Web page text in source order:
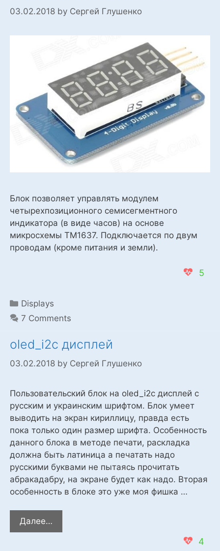
03.02.2018 by Сергей Глушенко
Блок позволяет управлять модулем
четырехпозиционного семисегментного
индикатора (в виде часов) на основе
микросхемы TM1637. Подключается по двум
проводам (кроме питания и земли).
5
Categories
Displays
7 Comments
oled_i2c дисплей
03.02.2018 by Сергей Глушенко
Пользовательский блок на oled_i2c дисплей с
русским и украинским шрифтом. Блок умеет
выводить на экран кириллицу, правда есть
пока только один размер шрифта. Особенность
данного блока в методе печати, раскладка
должна быть латиница а печатать надо
русскими буквами не пытаясь прочитать
абракадабру, на экране будет как надо. Вторая
особенность в блоке это уже моя фишка …
Далее…
дисплей
4